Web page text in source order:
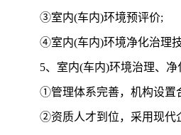
③室内(车内)环境预评价;
④室内(车内)环境净化治理
5、室内(车内)环境治理、
①管理体系完善，机构设置
②资质人才到位，采用现代